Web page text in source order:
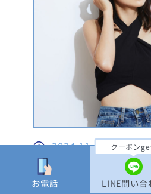
お電話
クーポン
LINE問い合
2024.11.04
脂肪吸引のビフォー
見る？